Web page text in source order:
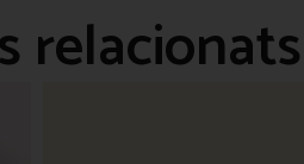
relacionats